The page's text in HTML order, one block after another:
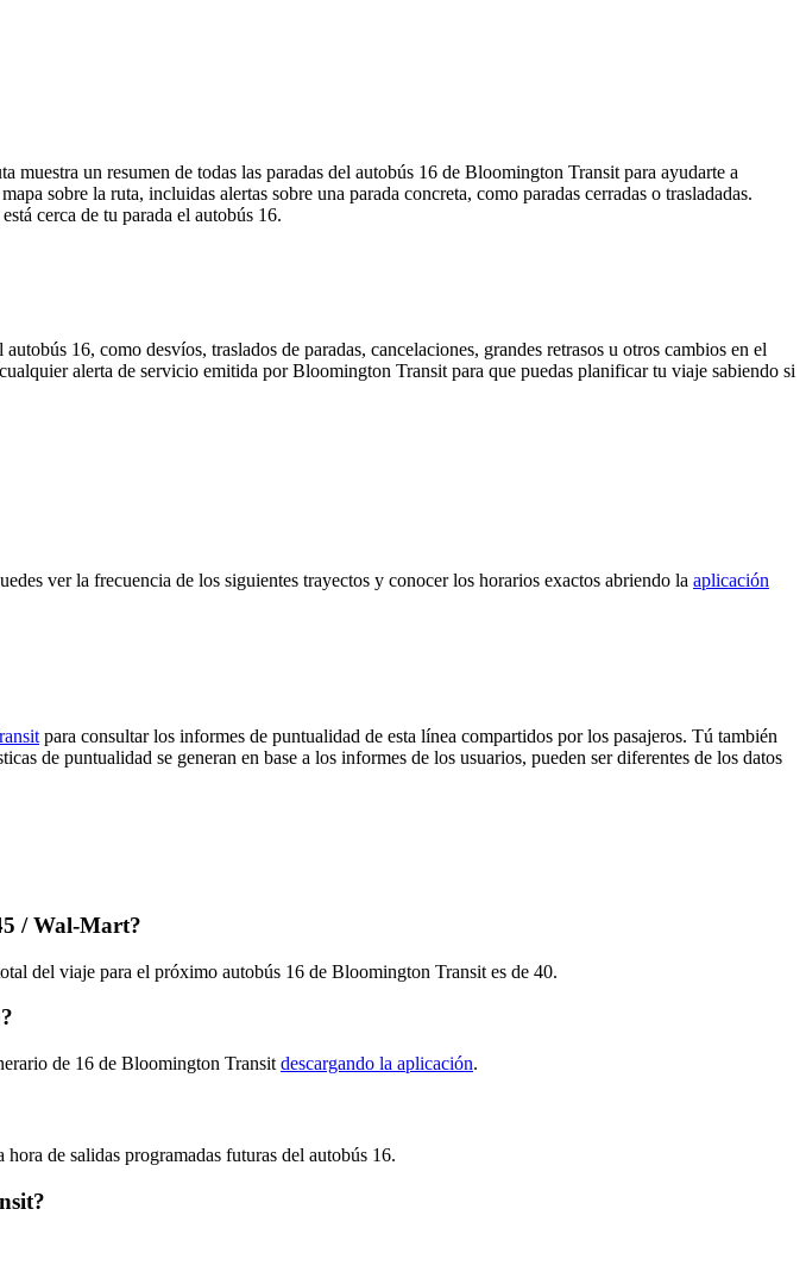
un resumen de todas las paradas del autobús 16 de Bloomington Transit para ayudarte a
sobre la ruta, incluidas alertas sobre una parada concreta, como paradas cerradas o trasladadas.
cerca de tu parada el autobús 16.
16, como desvíos, traslados de paradas, cancelaciones, grandes retrasos u otros cambios en el
alerta de servicio emitida por Bloomington Transit para que puedas planificar tu viaje sabiendo si
ver la frecuencia de los siguientes trayectos y conocer los horarios exactos abriendo la aplicación
para consultar los informes de puntualidad de esta línea compartidos por los pasajeros. Tú también
de puntualidad se generan en base a los informes de los usuarios, pueden ser diferentes de los datos
/ Wal-Mart?
del viaje para el próximo autobús 16 de Bloomington Transit es de 40.
de 16 de Bloomington Transit descargando la aplicación.
hora de salidas programadas futuras del autobús 16.